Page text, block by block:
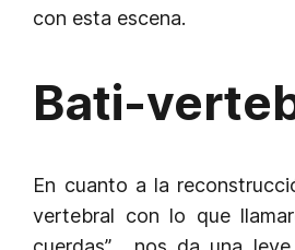
con esta escena.
Bati-
En cuanto a la
vertebral con lo que